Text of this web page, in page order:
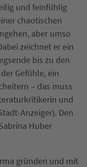
und feinfühlig
chaotischen
aber umso
zeichnet er ein
bis zu den
Gefühle, ein
– das muss
und
Anzeiger). Den
Huber
gründen und mit